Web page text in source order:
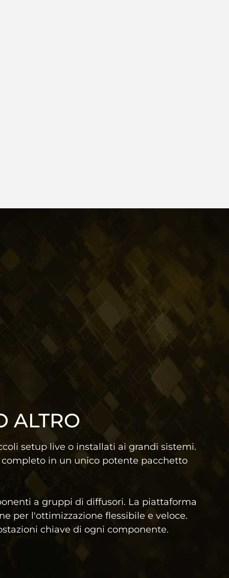
ALTRO
setup live o installati ai grandi sistemi.
in un unico potente pacchetto
a gruppi di diffusori. La piattaforma
per l'ottimizzazione flessibile e veloce.
chiave di ogni componente.